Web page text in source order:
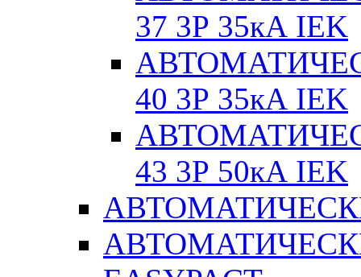
37 3Р 35кА IEK
40 3Р 35кА IEK
43 3Р 50кА IEK